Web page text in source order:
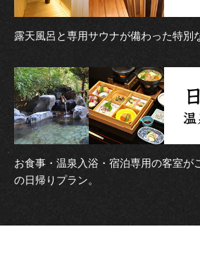
露天風呂と専用サウナが備わった特別
お食事・温泉入浴・宿泊専用の客室が
の日帰りプラン。